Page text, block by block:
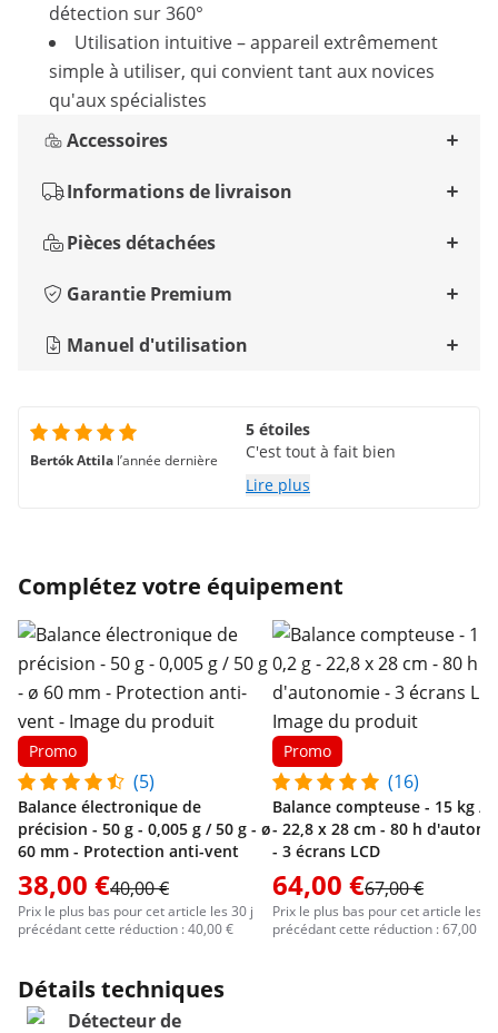
détection sur 360°
Utilisation intuitive – appareil extrêmement
simple à utiliser, qui convient tant aux novices
qu'aux spécialistes
Accessoires
Informations de livraison
Pièces détachées
Garantie Premium
Manuel d'utilisation
Bertók Attila l’année dernière
5 étoiles
C'est tout à fait bien
Lire plus
Complétez votre équipement
Promo
(5)
Balance électronique de
précision - 50 g - 0,005 g / 50 g - ø
60 mm - Protection anti-vent
38,00 €40,00 €
Prix le plus bas pour cet article les 30 j
précédant cette réduction : 40,00 €
Promo
(16)
Balance compteuse - 15 kg /
- 22,8 x 28 cm - 80 h
- 3 écrans LCD
64,00 €67,00 €
Prix le plus bas pour cet article les
précédant cette réduction : 67,00 €
Détails techniques